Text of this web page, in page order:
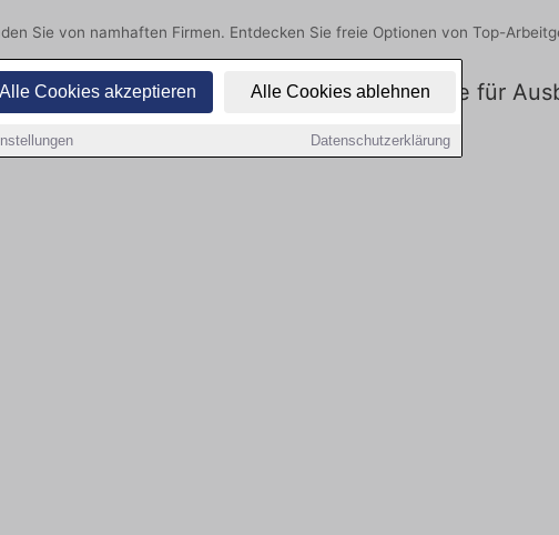
Alle Cookies akzeptieren Alle Cookies ablehnen
Datenschutzerklärung
Sie von namhaften Firmen. Entdecken Sie freie Optionen von Top-
Aktuell gibt es keine Stellenangebote für